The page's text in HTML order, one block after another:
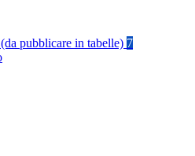
pubblicare in tabelle) 7